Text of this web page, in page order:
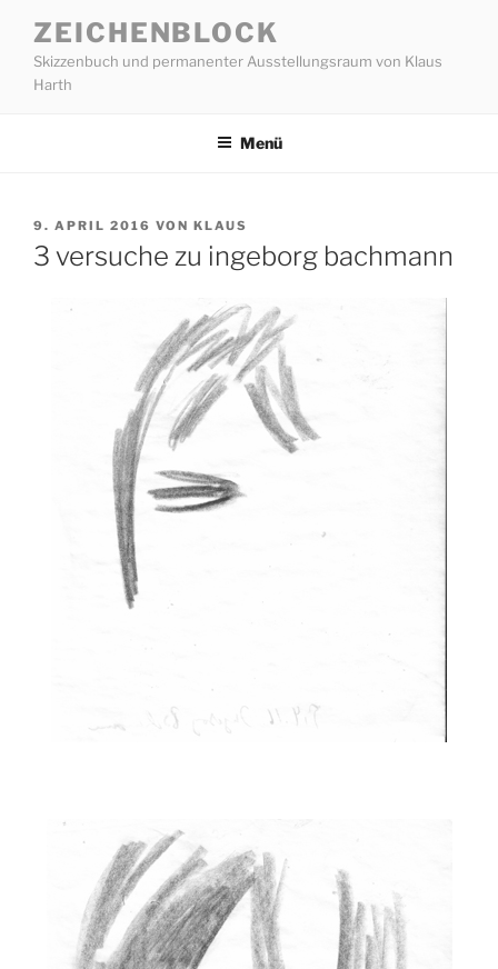
Inhalt
springen
ZEICHENBLOCK
Skizzenbuch und permanenter Ausstellungsraum von Klaus
Harth
Menü
VERÖFFENTLICHT
AM
9. APRIL 2016 VON KLAUS
3 versuche zu ingeborg bachmann